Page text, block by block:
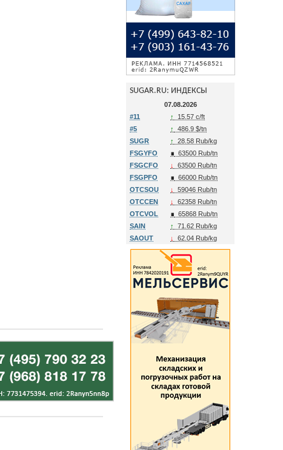
SUGAR.RU: ИНДЕКСЫ
07.08.2026
#11
↑
15.57 c/ft
#5
↑
486.9 $/tn
SUGR
↑
28.58 Rub/kg
FSGYFO
∎ 63500 Rub/tn
FSGCFO
↓
63500 Rub/tn
FSGPFO
∎ 66000 Rub/tn
OTCSOU
↓
59046 Rub/tn
OTCCEN
↓
62358 Rub/tn
OTCVOL
∎ 65868 Rub/tn
SAIN
↑
71.62 Rub/kg
SAOUT
↓ 62.04 Rub/kg